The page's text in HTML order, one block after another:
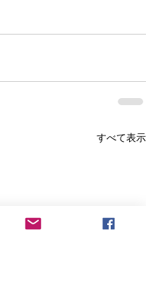
すべて表示